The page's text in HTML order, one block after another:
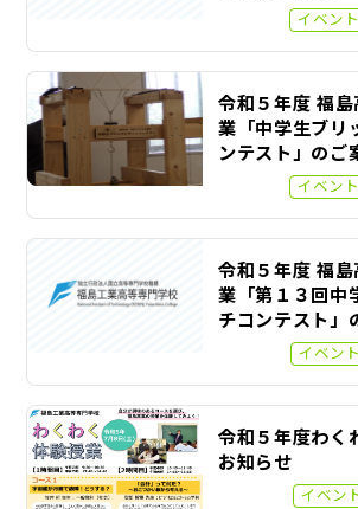
イベン
令和５年度 福
業「中学生ブリ
ンテスト」のご
イベン
令和５年度 福
業「第１３回中
チコンテスト」
イベン
令和５年度わく
お知らせ
イベン